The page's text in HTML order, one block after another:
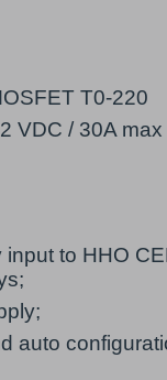
T0-220
VDC / 30A max
input to HHO
auto